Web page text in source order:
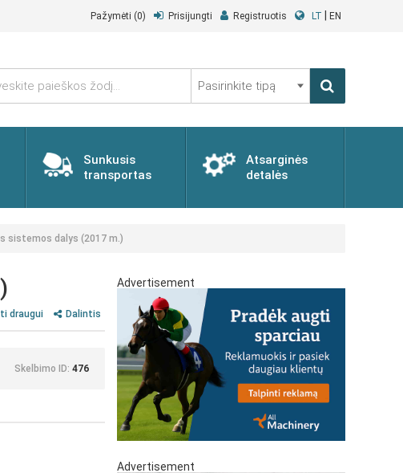
Pažymėti (0) Prisijungti Registruotis LT EN
Pasirinkite
tipą
Sunkusis
transportas
Atsarginės
detalės
sistemos dalys (2017 m.)
draugui Dalintis
Skelbimo ID: 476
Advertisement
Advertisement